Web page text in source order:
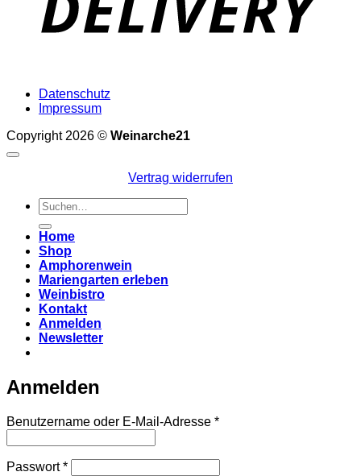
Datenschutz
Impressum
Copyright 2026 © Weinarche21
Vertrag widerrufen
Suchen
nach:
Home
Shop
Amphorenwein
Mariengarten erleben
Weinbistro
Kontakt
Anmelden
Newsletter
Anmelden
Benutzername oder E-Mail-Adresse *Erforderlich
Passwort*Erforderlich